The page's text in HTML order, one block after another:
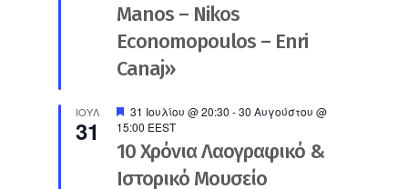
Manos – Nikos
Economopoulos – Enri
Canaj»
ΙΟΎΛ
31
Προτεινόμενο
31 Ιουλίου @ 20:30 -30 Αυγούστου @
15:00 EEST
10 Χρόνια Λαογραφικό &
Ιστορικό Μουσείο